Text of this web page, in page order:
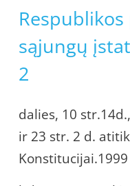
sąjungų
2
dalies, 10
ir 23 str. 2 d.